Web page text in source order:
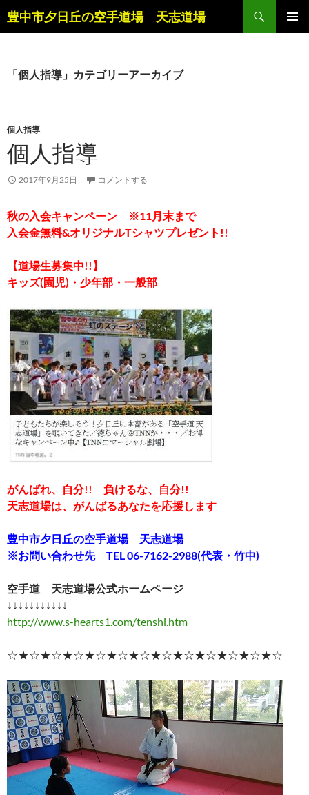
ン
キ
プ
豊中市夕日丘の空手道場 天志道場
検
索
「個人指導」カテゴリーアーカイブ
個人指導
個人指導
2017年9月25日 コメントする
秋の入会キャンペーン ※11月末まで
入会金無料&オリジナルTシャツプレゼント!!
【道場生募集中!!】
キッズ(園児)・少年部・一般部
がんばれ、自分!! 負けるな、自分!!
天志道場は、がんばるあなたを応援します
豊中市夕日丘の空手道場 天志道場
※お問い合わせ先 TEL 06-7162-2988(代表・竹中)
空手道 天志道場公式ホームページ
↓↓↓↓↓↓↓↓↓↓↓
http://www.s-hearts1.com/tenshi.htm
☆★☆★☆★☆★☆★☆★☆★☆★☆★☆★☆★☆★☆